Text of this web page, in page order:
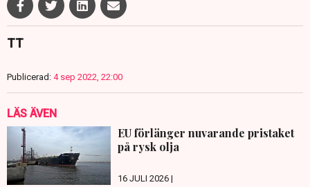
TT
Publicerad: 4 sep 2022, 22:00
LÄS ÄVEN
EU förlänger nuvarande pristaket
på rysk olja
16 JULI 2026 |